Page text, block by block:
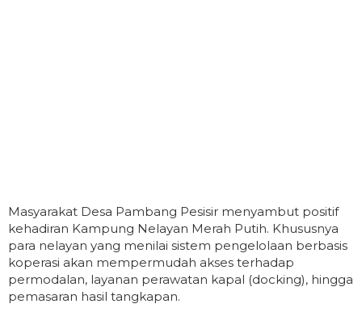
Masyarakat Desa Pambang Pesisir menyambut positif
kehadiran Kampung Nelayan Merah Putih. Khususnya
para nelayan yang menilai sistem pengelolaan berbasis
koperasi akan mempermudah akses terhadap
permodalan, layanan perawatan kapal (docking), hingga
pemasaran hasil tangkapan.